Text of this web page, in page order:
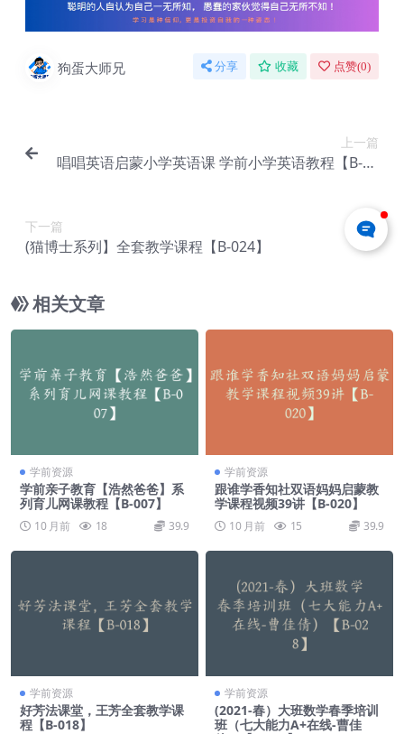
狗蛋大师兄 分享 收藏 点赞(0)
上一篇
唱唱英语启蒙小学英语课 学前小学英语教程【B-02
下一篇
(猫博士系列】全套教学课程【B-024】
相关文章
学前资源
学前亲子教育【浩然爸爸】系
列育儿网课教程【B-007】
10 月前 18 39.9
学前资源
跟谁学香知社双语妈妈启蒙教
学课程视频39讲【B-020】
10 月前 15 39.9
学前资源
好芳法课堂，王芳全套教学课
程【B-018】
学前资源
(2021-春）大班数学春季培训
班（七大能力A+在线-曹佳